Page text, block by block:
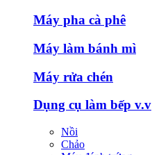
Máy pha cà phê
Máy làm bánh mì
Máy rửa chén
Dụng cụ làm bếp v.v
Nồi
Chảo